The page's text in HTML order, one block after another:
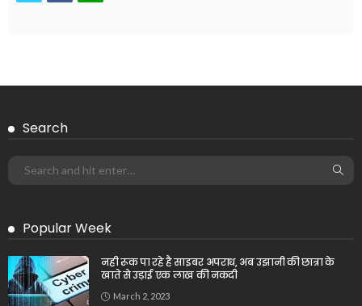
Search
Popular Week
नही रूक पा रहे है साइबर अपराध, अब उझानी की छात्रा के
खाते से उड़ाई एक लाख की नकदी
March 2, 2023